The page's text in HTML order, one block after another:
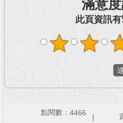
滿意
此頁資訊
點閱數： 4466